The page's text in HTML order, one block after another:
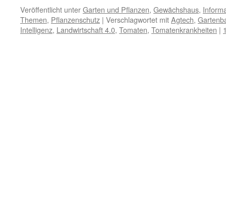
Veröffentlicht unterGarten und Pflanzen, Gewächshaus,
Themen, Pflanzenschutz | Verschlagwortet mitAgtech,
Intelligenz, Landwirtschaft 4.0, Tomaten, Tomatenkrankheiten |